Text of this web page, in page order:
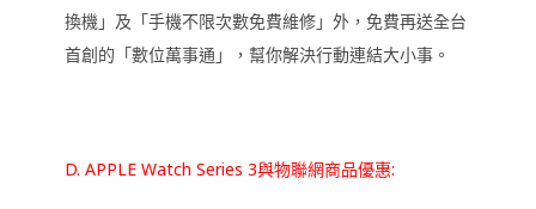
換機」及「手機不限次數免費維修」外，免費再送全台
首創的「數位萬事通」，幫你解決行動連結大小事。
D. APPLE Watch Series 3與物聯網商品優惠: